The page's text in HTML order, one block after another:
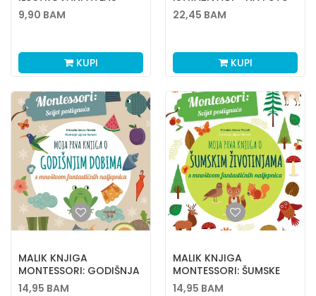
LJUDSKOG TIJELA
9,90 BAM
KUPI
22,45 BAM
KUPI
MALIK KNJIGA
MONTESSORI: GODIŠNJA
DOBA
14,95 BAM
MALIK KNJIGA
MONTESSORI: ŠUMSKE
ŽIVOTINJE
14,95 BAM